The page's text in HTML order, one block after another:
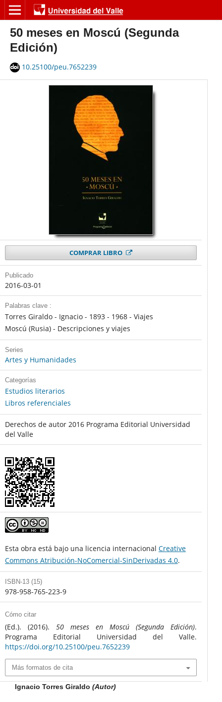
50 meses en Moscú (Segunda
Edición)
10.25100/peu.7652239
COMPRAR LIBRO
Publicado
2016-03-01
Palabras clave :
Torres Giraldo - Ignacio - 1893 - 1968 - Viajes
Moscú (Rusia) - Descripciones y viajes
Series
Artes y Humanidades
Categorías
Estudios literarios
Libros referenciales
Derechos de autor 2016 Programa Editorial Universidad
del Valle
Esta obra está bajo una licencia internacional Creative
Commons Atribución-NoComercial-SinDerivadas 4.0.
ISBN-13 (15)
978-958-765-223-9
Cómo citar
(Ed.). (2016). 50 meses en Moscú (Segunda Edición).
Programa Editorial Universidad del Valle.
https://doi.org/10.25100/peu.7652239
Más formatos de cita
Ignacio Torres Giraldo (Autor)